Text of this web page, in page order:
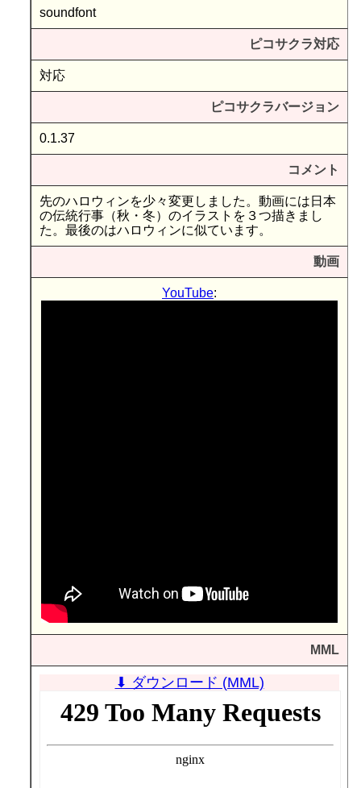
soundfont
ピコサクラ対応
対応
ピコサクラバージョン
0.1.37
コメント
先のハロウィンを少々変更しました。動画には日本
の伝統行事（秋・冬）のイラストを３つ描きまし
た。最後のはハロウィンに似ています。
動画
YouTube:
MML
⬇ ダウンロード (MML)